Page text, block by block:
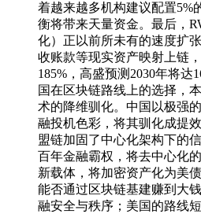
着越来越多机构建议配置5%
衡将带来天量资金。最后，
化）正以前所未有的速度扩
收账款等现实资产映射上链
185%，高盛预测2030年将达
国在区块链路线上的选择，
术的降维驯化。中国以极强
融投机色彩，将其驯化成提
盟链加固了中心化架构下的
百年金融霸权，将去中心化
新载体，将加密资产化为美
能否通过区块链基建赚到大
融安全与秩序；美国的路线